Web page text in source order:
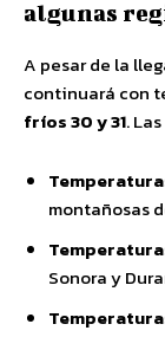
algunas
A pesar de la
continuará con
fríos 30 y 31.
montañosas
Sonora y